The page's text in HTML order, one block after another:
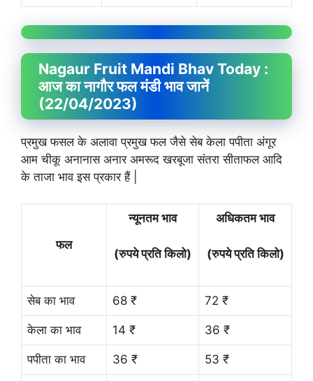
Nagaur Fruit Mandi Bhav Today :
आज का नागौर फल मंडी भाव जानें
(22/04/2023)
प्रमुख फसल के अलावा प्रमुख फल जैसे सेब केला पपीता अंगूर
आम चीकू अनानास अनार अमरूद खरबूजा संतरा सीताफल आदि
के ताजा भाव इस प्रकार हैं |
फल
न्यूनतम भाव
(रुपये प्रति किलो)
अधिकतम भाव
(रुपये प्रति किलो)
सेब का भाव 68 ₹ 72 ₹
केला का भाव 14 ₹ 36 ₹
पपीता का भाव 36 ₹ 53 ₹